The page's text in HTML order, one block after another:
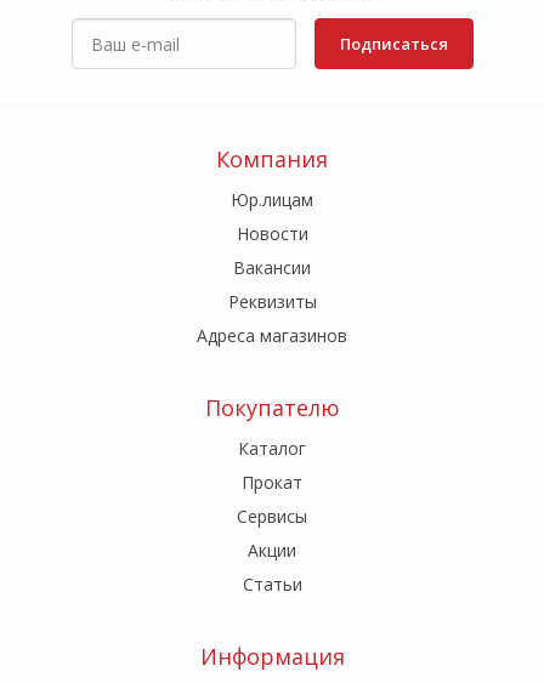
Подписаться
Компания
Юр.лицам
Новости
Вакансии
Реквизиты
Адреса магазинов
Покупателю
Каталог
Прокат
Сервисы
Акции
Статьи
Информация